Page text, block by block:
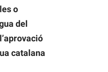
o
del
catalana